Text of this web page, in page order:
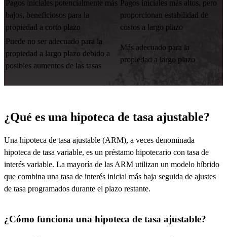
Pagos iniciales potencialmente más
bajos, beneficiosos para la
propiedad a corto plazo
Pagos iniciales más altos, pero
proporcionan estabilidad de
costos a largo plazo
Puede no ser adecuado para la
propiedad a largo plazo debido a
posibles aumentos de las tasas
Más adecuado para la
propiedad a largo plazo
¿Qué es una hipoteca de tasa ajustable?
Una hipoteca de tasa ajustable (ARM), a veces denominada
hipoteca de tasa variable, es un préstamo hipotecario con tasa de
interés variable. La mayoría de las ARM utilizan un modelo híbrido
que combina una tasa de interés inicial más baja seguida de ajustes
de tasa programados durante el plazo restante.
¿Cómo funciona una hipoteca de tasa ajustable?